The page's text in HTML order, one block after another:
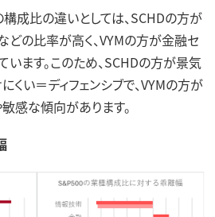
成比の違いとしては、SCHDの方が
どの比率が高く、VYMの方が金融セ
います。このため、SCHDの方が景気
くい＝ディフェンシブで、VYMの方が
感な傾向があります。